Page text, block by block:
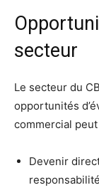
secteur
Le secteur du
opportunités
commercial
Devenir